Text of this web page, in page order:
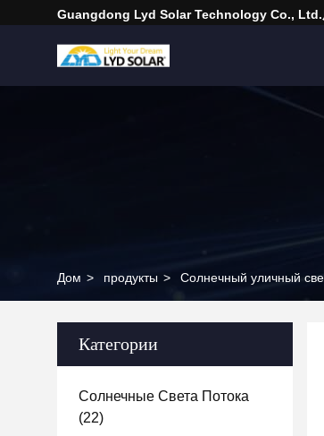
Guangdong Lyd Solar Technology Co., Ltd.
Дом > продукты > Солнечный уличный
Категории
Солнечные Света Потока
(22)